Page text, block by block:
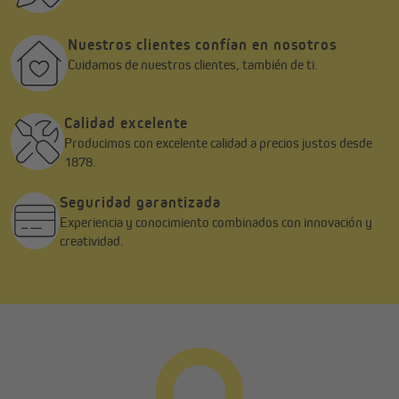
de un descanso tranquilo.
Con las venecianas de madera o bambú, la luz se convierte en un
elemento esencial de confort y estilo que transforma tu día a día.
Nuestros clientes confían en nosotros
Cuidamos de nuestros clientes, también de ti.
Calidad excelente
Producimos con excelente calidad a precios justos desde
1878.
Seguridad garantizada
Experiencia y conocimiento combinados con innovación y
creatividad.